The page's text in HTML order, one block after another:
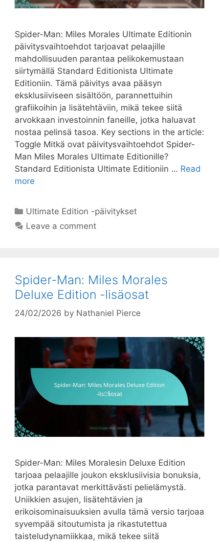
Spider-Man: Miles Morales Ultimate Editionin
päivitysvaihtoehdot tarjoavat pelaajille
mahdollisuuden parantaa pelikokemustaan
siirtymällä Standard Editionista Ultimate
Editioniin. Tämä päivitys avaa pääsyn
eksklusiiviseen sisältöön, parannettuihin
grafiikoihin ja lisätehtäviin, mikä tekee siitä
arvokkaan investoinnin faneille, jotka haluavat
nostaa pelinsä tasoa. Key sections in the article:
Toggle Mitkä ovat päivitysvaihtoehdot Spider-
Man Miles Morales Ultimate Editionille?
Standard Editionista Ultimate Editioniin … Read
more
Categories
Ultimate Edition -päivitykset
Leave a comment
Spider-Man: Miles Morales
Deluxe Edition -lisäosat
24/02/2026 by Nathaniel Pierce
Spider-Man: Miles Moralesin Deluxe Edition
tarjoaa pelaajille joukon eksklusiivisia bonuksia,
jotka parantavat merkittävästi pelielämystä.
Uniikkien asujen, lisätehtävien ja
erikoisominaisuuksien avulla tämä versio tarjoaa
syvempää sitoutumista ja rikastutettua
taisteludynamiikkaa, mikä tekee siitä